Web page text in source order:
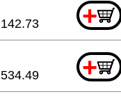
+
142.73
+
534.49